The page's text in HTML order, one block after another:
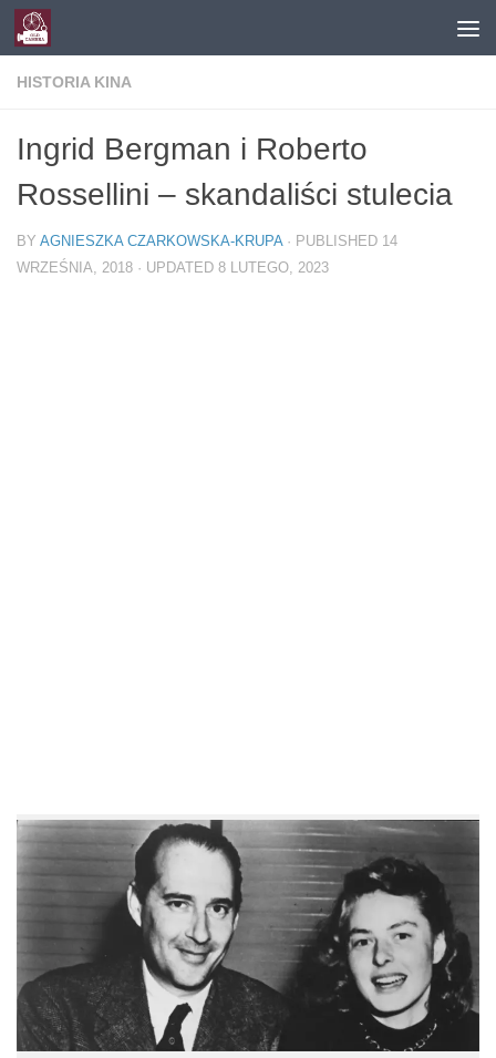
Skip to content
HISTORIA KINA
Ingrid Bergman i Roberto
Rossellini – skandaliści stulecia
BY AGNIESZKA CZARKOWSKA-KRUPA · PUBLISHED 14
WRZEŚNIA, 2018 · UPDATED 8 LUTEGO, 2023